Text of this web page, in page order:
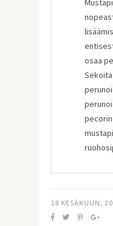
osaa
18 KESÄKUUN,